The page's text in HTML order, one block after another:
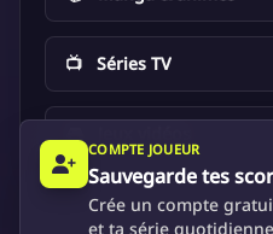
📺 Séries TV
COMPTE JOUEUR
Sauvegarde tes
Crée un compte
et ta série